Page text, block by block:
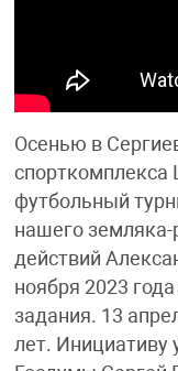
Осенью в
спорткомплекса
футбольный
нашего земляка-
действий
ноября 2023
задания. 13
лет. Инициативу